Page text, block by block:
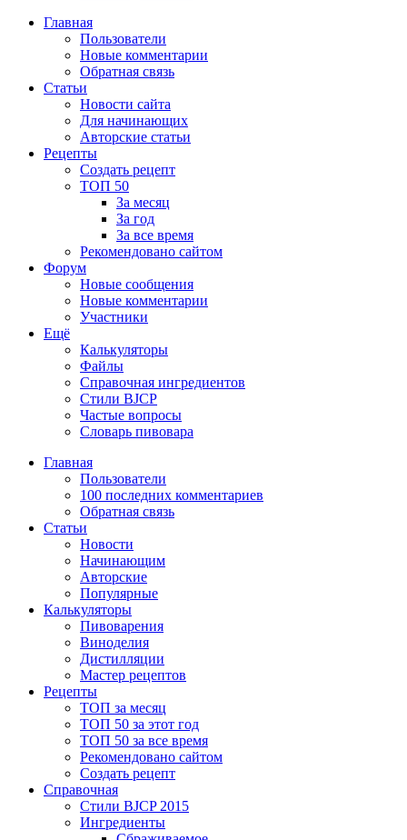
Главная
Пользователи
Новые комментарии
Обратная связь
Статьи
Новости сайта
Для начинающих
Авторские статьи
Рецепты
Создать рецепт
ТОП 50
За месяц
За год
За все время
Рекомендовано сайтом
Форум
Новые сообщения
Новые комментарии
Участники
Ещё
Калькуляторы
Файлы
Справочная ингредиентов
Стили BJCP
Частые вопросы
Словарь пивовара
Главная
Пользователи
100 последних комментариев
Обратная связь
Статьи
Новости
Начинающим
Авторские
Популярные
Калькуляторы
Пивоварения
Виноделия
Дистилляции
Мастер рецептов
Рецепты
ТОП за месяц
ТОП 50 за этот год
ТОП 50 за все время
Рекомендовано сайтом
Создать рецепт
Справочная
Стили BJCP 2015
Ингредиенты